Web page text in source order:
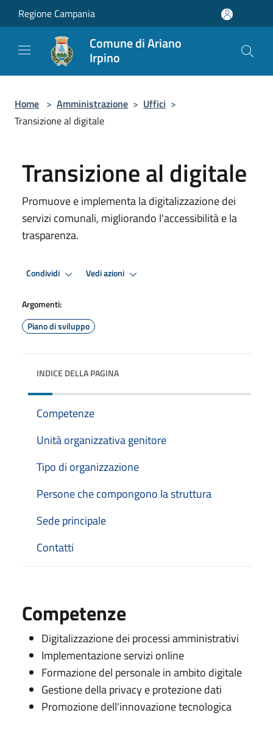
Salta al contenuto principale
Regione Campania
Comune di Ariano
Irpino
Home > Amministrazione > Uffici >
Transizione al digitale
Transizione al digitale
Promuove e implementa la digitalizzazione dei
servizi comunali, migliorando l'accessibilità e la
trasparenza.
Condividi Vedi azioni
Argomenti:
Piano di sviluppo
INDICE DELLA PAGINA
Competenze
Unità organizzativa genitore
Tipo di organizzazione
Persone che compongono la struttura
Sede principale
Contatti
Competenze
Digitalizzazione dei processi amministrativi
Implementazione servizi online
Formazione del personale in ambito digitale
Gestione della privacy e protezione dati
Promozione dell'innovazione tecnologica